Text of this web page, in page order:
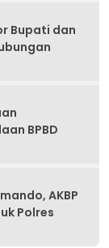
Bupati dan
BPBD
AKBP
Polres